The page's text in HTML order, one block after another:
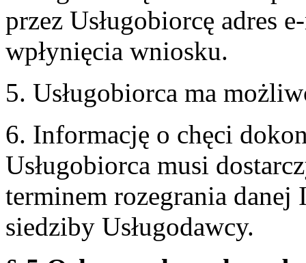
przez Usługobiorcę adres
wpłynięcia wniosku.
5. Usługobiorca ma
6. Informację o chęci
Usługobiorca musi
terminem rozegrania
siedziby Usługodawcy.